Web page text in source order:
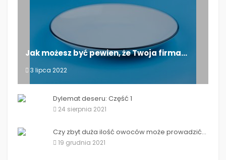
Jak możesz być pewien, że Twoja firma...
3 lipca 2022
Dylemat deseru: Część 1
24 sierpnia 2021
Czy zbyt duża ilość owoców może prowadzić...
19 grudnia 2021